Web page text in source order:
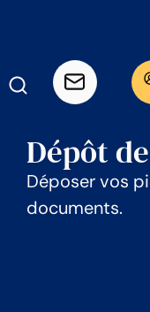
Dépôt
Déposer vos
documents.